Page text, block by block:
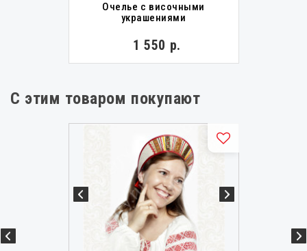
Очелье с височными
украшениями
1 550 р.
С этим товаром покупают